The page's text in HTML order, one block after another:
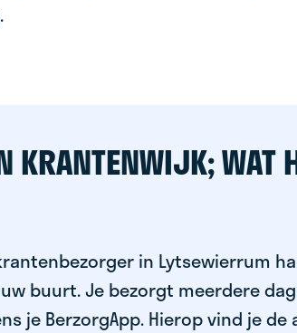
KRANTENWIJK; WAT
in Lytsewierrum
buurt. Je bezorgt meerdere
je BerzorgApp. Hierop vind je